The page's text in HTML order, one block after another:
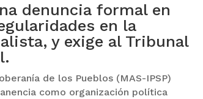
denuncia formal en
en la
y exige al Tribunal
de los Pueblos (MAS-IPSP)
como organización política